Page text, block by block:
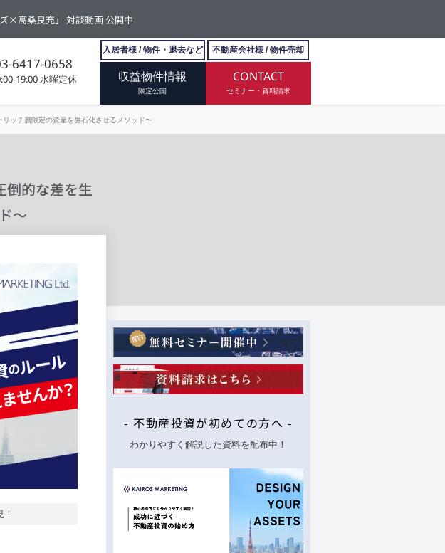
×高桑良充」 対談動画 公開中
6417-0658
19:00 水曜定休
入居者様 / 物件・退去など 不動産会社様 / 物件売却
収益物件情報
限定公開
CONTACT
セミナー・資料請求
ッチ層限定の資産を盤石化させるメソッド〜
倒的な差を生
〜
- 不動産投資が初めての方へ -
わかりやすく解説した資料を配布中！